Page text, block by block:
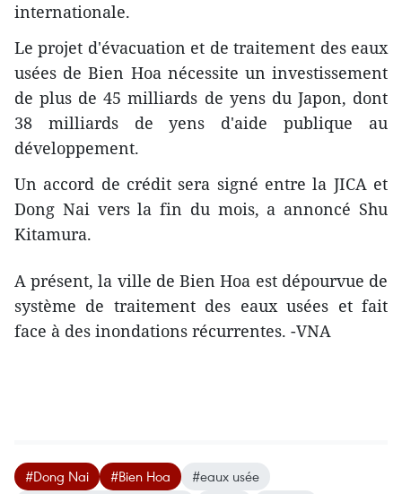
internationale.
Le projet d'évacuation et de traitement des eaux
usées de Bien Hoa nécessite un investissement
de plus de 45 milliards de yens du Japon, dont
38 milliards de yens d'aide publique au
développement.
Un accord de crédit sera signé entre la JICA et
Dong Nai vers la fin du mois, a annoncé Shu
Kitamura.
A présent, la ville de Bien Hoa est dépourvue d​e
système de traitement des eaux usées et fait
face à des inondations récurrentes. -VNA
#Dong Nai #Bien Hoa
#eaux usée